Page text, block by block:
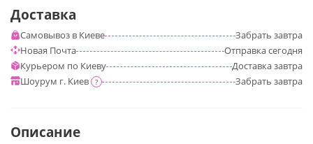
Доставка
Самовывоз в Киеве Забрать завтра
Новая Почта
Отправкасегодня
Курьером по Киеву
Доставказавтра
Шоурум г. Киев
? Забрать завтра
Описание